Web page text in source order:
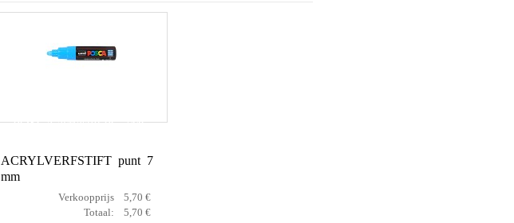
POSCA acrylstift PC-7MC
ACRYLVERFSTIFT punt 7
mm
Verkoopprijs
5,70 €
Totaal:
5,70 €